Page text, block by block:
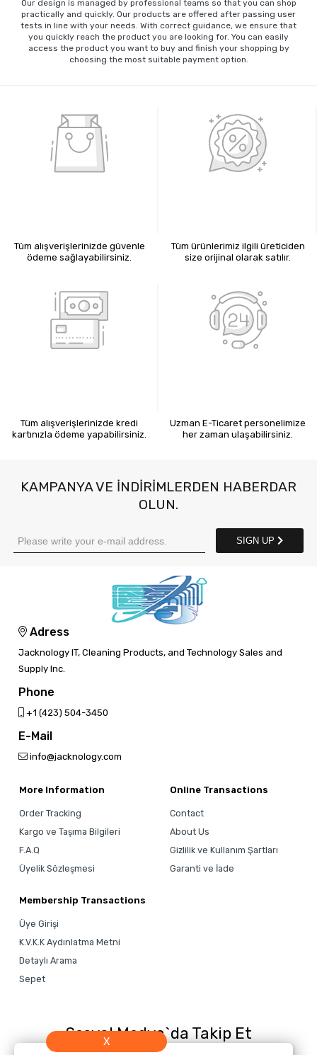
Our design is managed by professional teams so that you can shop
practically and quickly. Our products are offered after passing user
tests in line with your needs. With correct guidance, we ensure that
you quickly reach the product you are looking for. You can easily
access the product you want to buy and finish your shopping by
choosing the most suitable payment option.
Tüm alışverişlerinizde güvenle
ödeme sağlayabilirsiniz.
Tüm ürünlerimiz ilgili üreticiden
size orijinal olarak satılır.
Tüm alışverişlerinizde kredi
kartınızla ödeme yapabilirsiniz.
Uzman E-Ticaret personelimize
her zaman ulaşabilirsiniz.
KAMPANYA VE INDIRIMLERDEN HABERDAR
OLUN.
SIGN UP
Adress
Jacknology IT, Cleaning Products, and Technology Sales and
Supply Inc.
Phone
‎+1 (423) 504-3450
E-Mail
info@jacknology.com
More Information
Order Tracking
Kargo ve Taşıma Bilgileri
F.A.Q
Üyelik Sözleşmesi
Online Transactions
Contact
About Us
Gizlilik ve Kullanım Şartları
Garanti ve İade
Membership Transactions
Üye Girişi
K.V.K.K Aydınlatma Metni
Detaylı Arama
Sepet
Sosyal Medya`da Takip Et
X